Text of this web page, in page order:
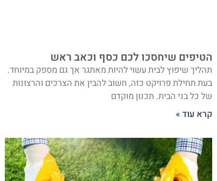
הטיפים שיחסכו לכם כסף וכאב ראש
תהליך שיפוץ לבית עשוי להיות מאתגר אך גם מספק במיוחד.
בעת תחילת פרויקט כזה, חשוב להבין את הצרכים והרצונות
של כל בני הבית. תכנון מוקדם
קרא עוד »